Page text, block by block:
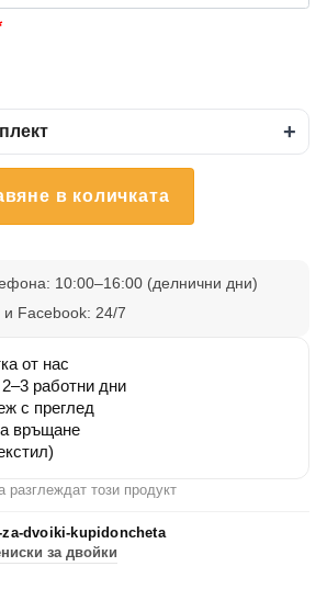
+
в количката
10:00–16:00 (делнични дни)
Facebook: 24/7
от нас
работни дни
с преглед
връщане
разглеждат този продукт
dvoiki-kupidoncheta
за двойки